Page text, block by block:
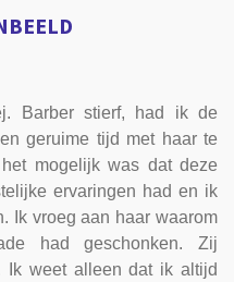
Barber stierf, had ik de
geruime tijd met haar te
mogelijk was dat deze
ervaringen had en ik
Ik vroeg aan haar waarom
had geschonken. Zij
Ik weet alleen dat ik altijd